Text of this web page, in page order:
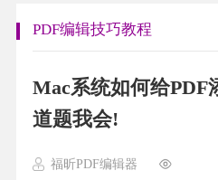
PDF编辑技巧教程
Mac系统如何给PDF
道题我会!
福昕PDF编辑器